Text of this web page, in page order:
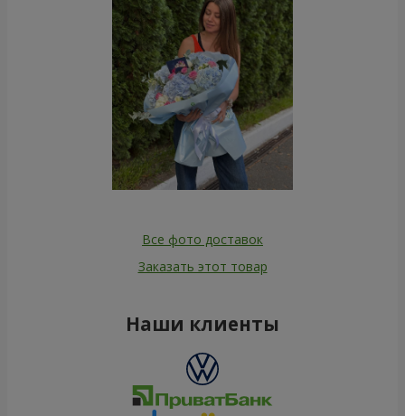
Все фото доставок
Заказать этот товар
Наши клиенты